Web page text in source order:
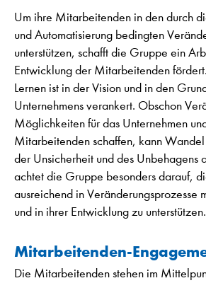
Um ihre Mitarbeitenden in den durch
und Automatisierung bedingten
unterstützen, schafft die Gruppe ein
Entwicklung der Mitarbeitenden
Lernen ist in der Vision und in den
Unternehmens verankert. Obschon
Möglichkeiten für das Unternehmen
Mitarbeitenden schaffen, kann
der Unsicherheit und des Unbehagens
achtet die Gruppe besonders darauf,
ausreichend in Veränderungsprozesse
und in ihrer Entwicklung zu unterstützen.
Mitarbeitenden-
Die Mitarbeitenden stehen im